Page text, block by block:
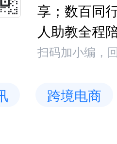
享；数百同
人助教全程
扫码加小编，
跨境电商